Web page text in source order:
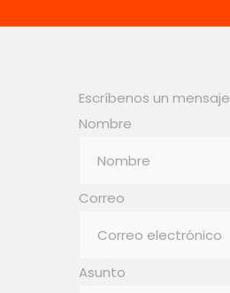
Escríbenos un mensaje
Nombre
Correo
Asunto